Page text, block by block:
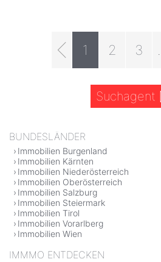
1 2 3
Suchagent
BUNDESLÄNDER
Immobilien Burgenland
Immobilien Kärnten
Immobilien Niederösterreich
Immobilien Oberösterreich
Immobilien Salzburg
Immobilien Steiermark
Immobilien Tirol
Immobilien Vorarlberg
Immobilien Wien
IMMMO ENTDECKEN